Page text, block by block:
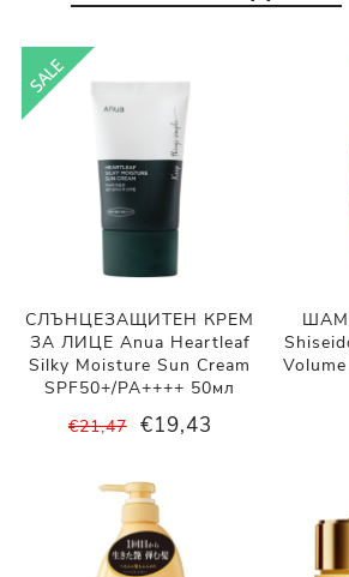
СЛЪНЦЕЗАЩИТЕН КРЕМ
ЗА ЛИЦЕ Anua Heartleaf
Silky Moisture Sun Cream
SPF50+/PA++++ 50мл
€21,47 €19,43